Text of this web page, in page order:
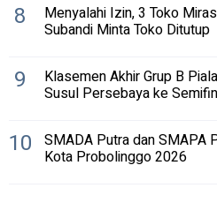
8 Menyalahi Izin, 3 Toko
Subandi Minta Toko Ditutup
9 Klasemen Akhir Grup B
Susul Persebaya ke
10 SMADA Putra dan SMAPA
Kota Probolinggo 2026